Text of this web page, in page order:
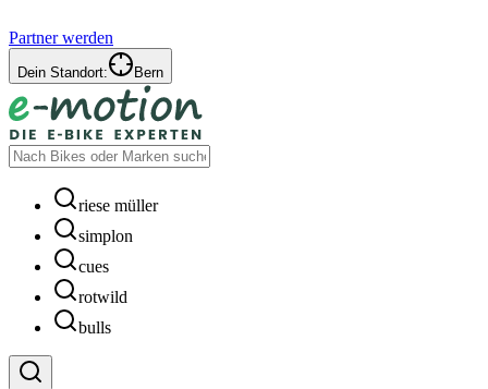
Partner werden
Dein Standort: Bern
riese müller
simplon
cues
rotwild
bulls